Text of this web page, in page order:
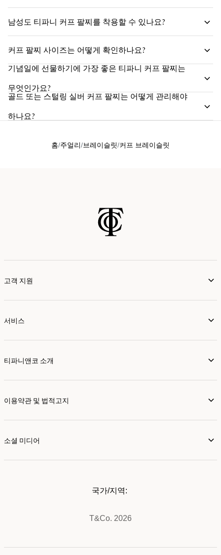
남성도 티파니 커프 팔찌를 착용할 수 있나요?
커프 팔찌 사이즈는 어떻게 확인하나요?
기념일에 선물하기에 가장 좋은 티파니 커프 팔찌는
무엇인가요?
골드 또는 스털링 실버 커프 팔찌는 어떻게 관리해야
하나요?
홈 주얼리 브레이슬릿 커프 브레이슬릿
고객 지원
서비스
티파니앤코 소개
이용약관 및 법적고지
소셜 미디어
T&Co. 2026
국가/지역: